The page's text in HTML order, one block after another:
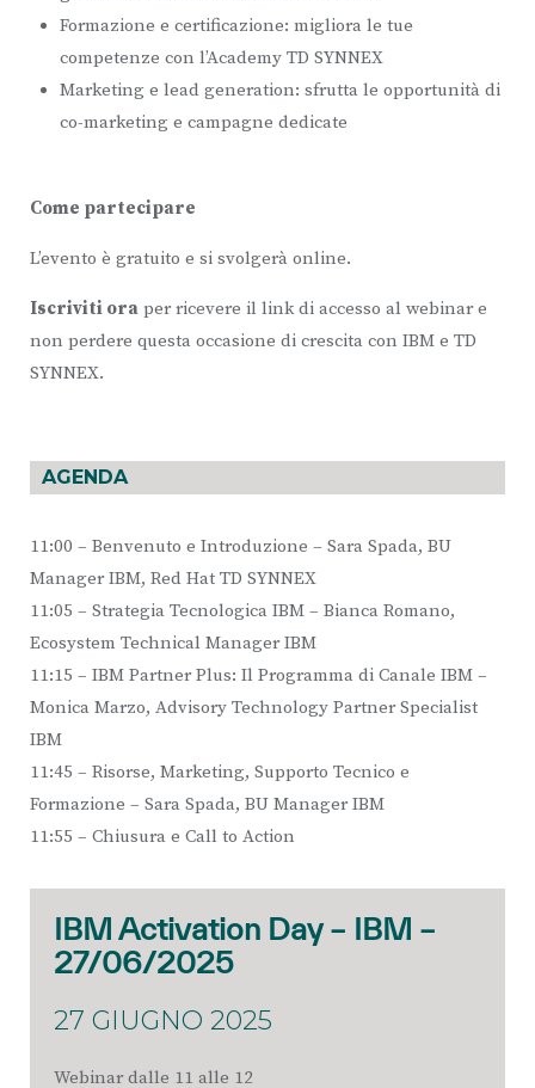
Formazione e certificazione: migliora le tue
competenze con l’Academy TD SYNNEX
Marketing e lead generation: sfrutta le opportunità di
co-marketing e campagne dedicate
Come partecipare
L’evento è gratuito e si svolgerà online.
Iscriviti ora per ricevere il link di accesso al webinar e
non perdere questa occasione di crescita con IBM e TD
SYNNEX.
AGENDA
11:00 – Benvenuto e Introduzione – Sara Spada, BU
Manager IBM, Red Hat TD SYNNEX
11:05 – Strategia Tecnologica IBM – Bianca Romano,
Ecosystem Technical Manager IBM
11:15 – IBM Partner Plus: Il Programma di Canale IBM –
Monica Marzo, Advisory Technology Partner Specialist
IBM
11:45 – Risorse, Marketing, Supporto Tecnico e
Formazione – Sara Spada, BU Manager IBM
11:55 – Chiusura e Call to Action
IBM Activation Day – IBM –
27/06/2025
27 GIUGNO 2025
Webinar dalle 11 alle 12